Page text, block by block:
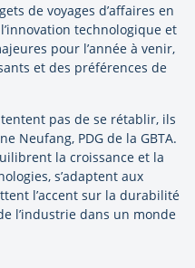
de voyages d’affaires en
technologique et
pour l’année à venir,
et des préférences de
pas de se rétablir, ils
Neufang, PDG de la GBTA.
la croissance et la
s’adaptent aux
l’accent sur la durabilité
l’industrie dans un monde